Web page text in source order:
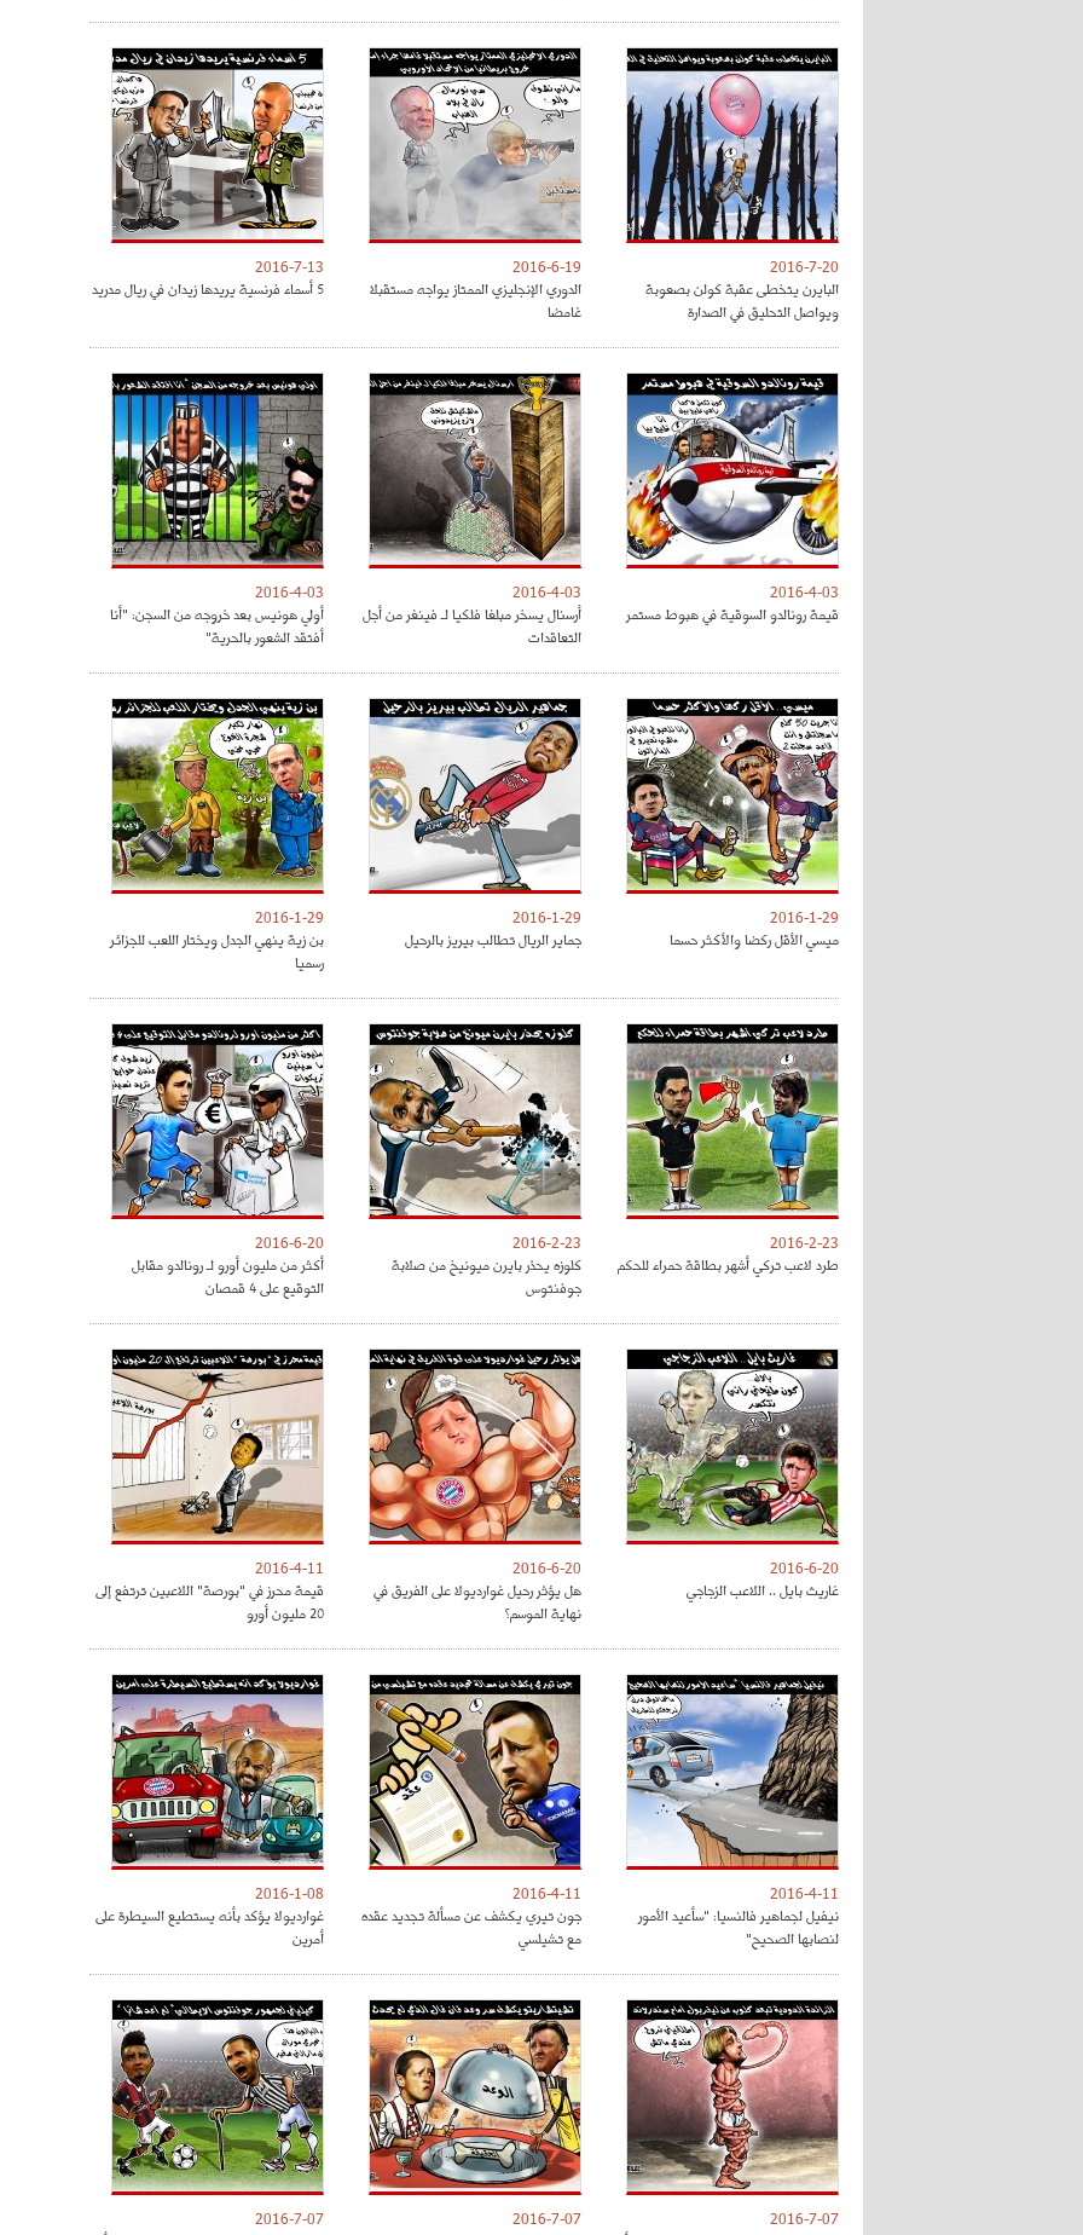
2016-7-20
البايرن يتخطى عقبة كولن بصعوبة
ويواصل التحليق في الصدارة
2016-6-19
الدوري الإنجليزي الممتاز يواجه مستقبلا
غامضا
2016-7-13
5 أسماء فرنسية يريدها زيدان في ريال مدريد
2016-4-03
قيمة رونالدو السوقية في هبوط مستمر
2016-4-03
أرسنال يسخر مبلغا فلكيا لـ فينغر من أجل
التعاقدات
2016-4-03
أولي هونيس بعد خروجه من السجن: "أنا
أفتقد الشعور بالحرية"
2016-1-29
ميسي الأقل ركضا والأكثر حسما
2016-1-29
جماير الريال تطالب بيريز بالرحيل
2016-1-29
بن زية ينهي الجدل ويختار اللعب للجزائر
رسميا
2016-2-23
طرد لاعب تركي أشهر بطاقة حمراء للحكم
2016-2-23
كلوزه يحذر بايرن ميونيخ من صلابة
جوفنتوس
2016-6-20
أكثر من مليون أورو لـ رونالدو مقابل
التوقيع على 4 قمصان
2016-6-20
غاريث بايل .. اللاعب الزجاجي
2016-6-20
هل يؤثر رحيل غوارديولا على الفريق في
نهاية الموسم؟
2016-4-11
قيمة محرز في "بورصة" اللاعبين ترتفع إلى
20 مليون أورو
2016-4-11
نيفيل لجماهير فالنسيا: "سأعيد الأمور
لنصابها الصحيح"
2016-4-11
جون تيري يكشف عن مسألة تجديد عقده
مع تشيلسي
2016-1-08
غوارديولا يؤكد بأنه يستطيع السيطرة على
أمرين
2016-7-07
2016-7-07
2016-7-07